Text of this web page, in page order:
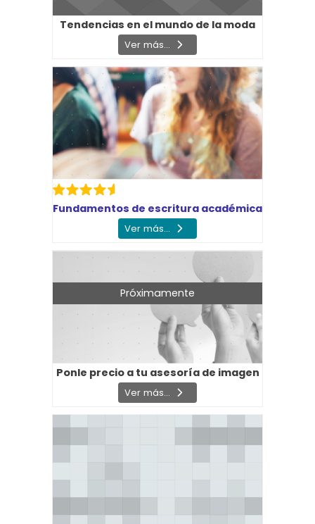
Tendencias en el mundo de la moda
Ver más...
Fundamentos de escritura académica
Ver más...
Ponle precio a tu asesoría de imagen
Ver más...
Próximamente